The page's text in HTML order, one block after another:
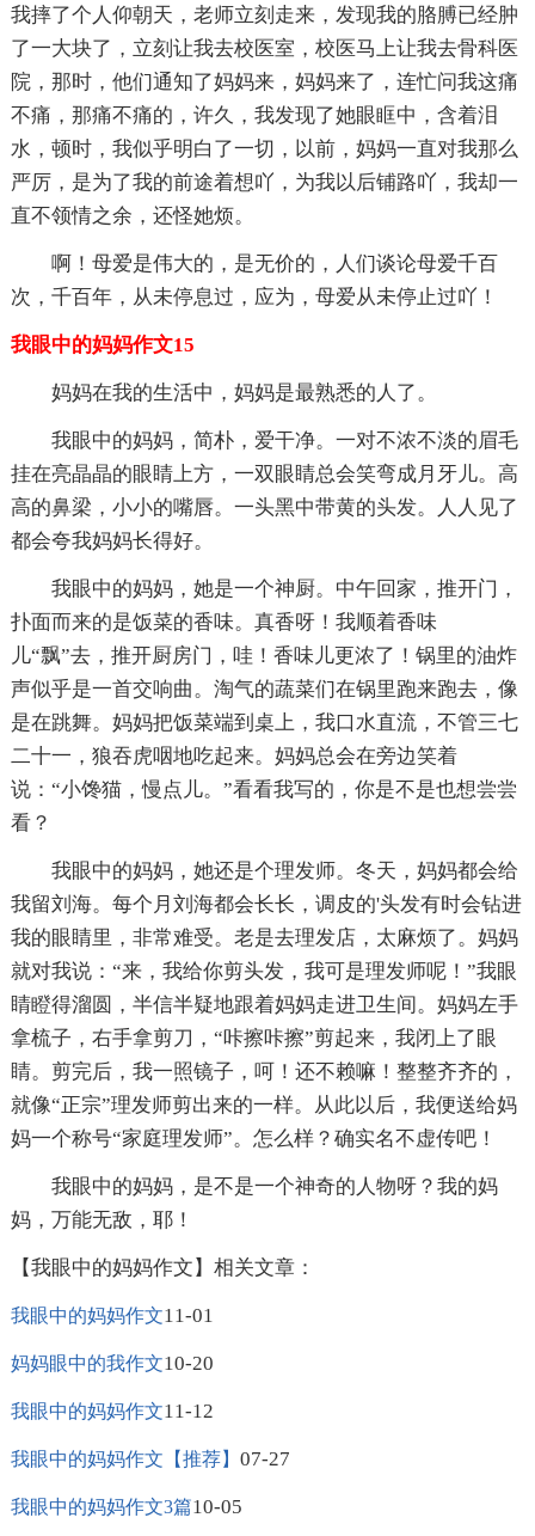
我摔了个人仰朝天，老师立刻走来，发现我的胳膊已经肿
了一大块了，立刻让我去校医室，校医马上让我去骨科医
院，那时，他们通知了妈妈来，妈妈来了，连忙问我这痛
不痛，那痛不痛的，许久，我发现了她眼眶中，含着泪
水，顿时，我似乎明白了一切，以前，妈妈一直对我那么
严厉，是为了我的前途着想吖，为我以后铺路吖，我却一
直不领情之余，还怪她烦。
啊！母爱是伟大的，是无价的，人们谈论母爱千百
次，千百年，从未停息过，应为，母爱从未停止过吖！
我眼中的妈妈作文15
妈妈在我的生活中，妈妈是最熟悉的人了。
我眼中的妈妈，简朴，爱干净。一对不浓不淡的眉毛
挂在亮晶晶的眼睛上方，一双眼睛总会笑弯成月牙儿。高
高的鼻梁，小小的嘴唇。一头黑中带黄的头发。人人见了
都会夸我妈妈长得好。
我眼中的妈妈，她是一个神厨。中午回家，推开门，
扑面而来的是饭菜的香味。真香呀！我顺着香味
儿“飘”去，推开厨房门，哇！香味儿更浓了！锅里的油炸
声似乎是一首交响曲。淘气的蔬菜们在锅里跑来跑去，像
是在跳舞。妈妈把饭菜端到桌上，我口水直流，不管三七
二十一，狼吞虎咽地吃起来。妈妈总会在旁边笑着
说：“小馋猫，慢点儿。”看看我写的，你是不是也想尝尝
看？
我眼中的妈妈，她还是个理发师。冬天，妈妈都会给
我留刘海。每个月刘海都会长长，调皮的'头发有时会钻进
我的眼睛里，非常难受。老是去理发店，太麻烦了。妈妈
就对我说：“来，我给你剪头发，我可是理发师呢！”我眼
睛瞪得溜圆，半信半疑地跟着妈妈走进卫生间。妈妈左手
拿梳子，右手拿剪刀，“咔擦咔擦”剪起来，我闭上了眼
睛。剪完后，我一照镜子，呵！还不赖嘛！整整齐齐的，
就像“正宗”理发师剪出来的一样。从此以后，我便送给妈
妈一个称号“家庭理发师”。怎么样？确实名不虚传吧！
我眼中的妈妈，是不是一个神奇的人物呀？我的妈
妈，万能无敌，耶！
【我眼中的妈妈作文】相关文章：
我眼中的妈妈作文11-01
妈妈眼中的我作文10-20
我眼中的妈妈作文11-12
我眼中的妈妈作文【推荐】 07-27
我眼中的妈妈作文3篇10-05